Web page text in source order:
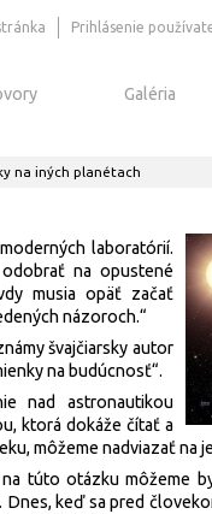
Prihlásenie
Galéria
na iných planétach
laboratórií.
na opustené
musia opäť začať
názoroch.“
švajčiarsky autor
na budúcnosť“.
nad astronautikou
ktorá dokáže čítať a
môžeme nadviazať na
túto otázku môžeme
keď sa pred